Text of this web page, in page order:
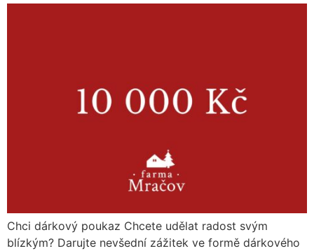
Chci dárkový poukaz Chcete udělat radost svým
blízkým? Darujte nevšední zážitek ve formě dárkového